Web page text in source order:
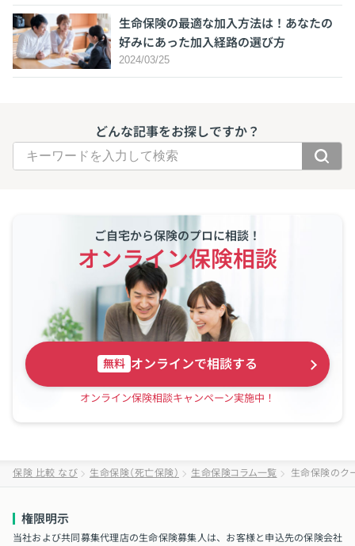
生命保険の最適な加入方法は！あなたの
好みにあった加入経路の選び方
2024/03/25
どんな記事をお探しですか？
ご自宅から保険のプロに相談！
オンライン保険相談
無料 オンラインで相談する
オンライン保険相談キャンペーン実施中！
保険 比較 なび 生命保険（死亡保険） 生命保険コラム一覧 生命保険のク
権限明示
当社および共同募集代理店の生命保険募集人は、お客様と申込先の保険会社